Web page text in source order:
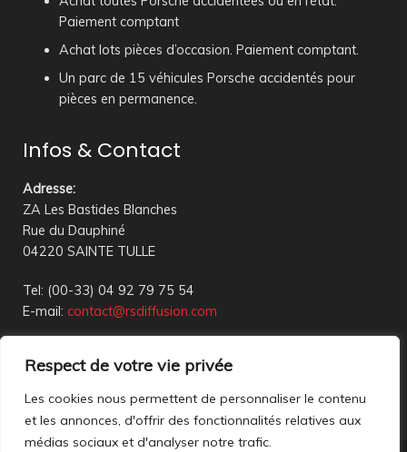
Respect de votre vie privée
Les cookies nous permettent de personnaliser le contenu
et les annonces, d'offrir des fonctionnalités relatives aux
médias sociaux et d'analyser notre trafic.
Paiement comptant
Achat lots pièces d’occasion. Paiement comptant.
Un parc de 15 véhicules Porsche accidentés pour
pièces en permanence.
Infos & Contact
Adresse:
ZA Les Bastides Blanches
Rue du Dauphiné
04220 SAINTE TULLE
Tel: (00-33) 04 92 79 75 54
E-mail: contact@rsdiffusion.com
18h00
Réception en magasin sur rendez-vous uniquement